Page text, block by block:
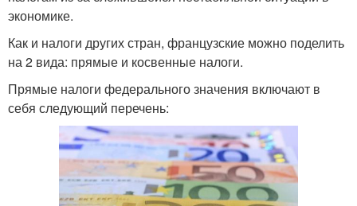
экономике.
Как и налоги других стран, французские можно поделить
на 2 вида: прямые и косвенные налоги.
Прямые налоги федерального значения включают в
себя следующий перечень: